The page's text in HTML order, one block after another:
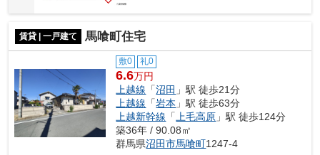
賃貸 | 一戸建て 馬喰町住宅
敷0 礼0
6.6万円
上越線 「沼田 」駅 徒歩21分
上越線 「岩本 」駅 徒歩63分
上越新幹線 「 上毛高原 」駅 徒歩124分
築36年 / 90.08㎡
群馬県沼田市馬喰町1247-4